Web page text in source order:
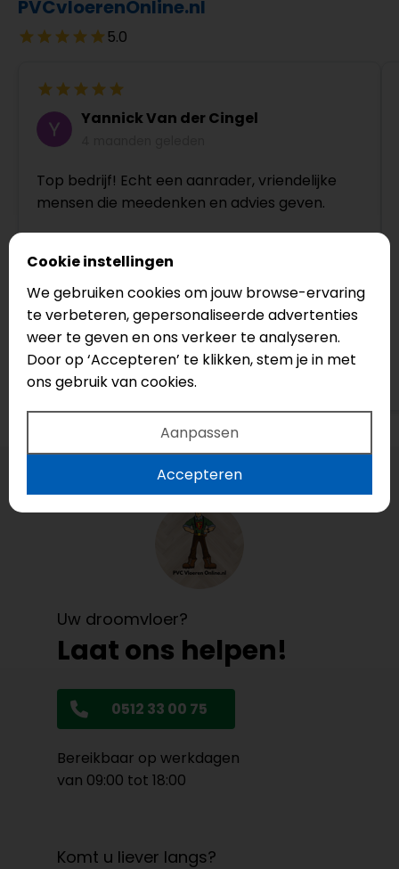
PVCvloerenOnline.nl
5.0
Yannick Van der Cingel
Top bedrijf! Echt een aanrader, vriendelijke
mensen die meedenken en advies geven.
Bekijk op Google
Cookie instellingen
We gebruiken cookies om jouw browse-ervaring
te verbeteren, gepersonaliseerde advertenties
weer te geven en ons verkeer te analyseren.
Door op ‘Accepteren’ te klikken, stem je in met
ons gebruik van cookies.
Aanpassen
Accepteren
Uw droomvloer?
Laat ons helpen!
0512 33 00 75
Bereikbaar op werkdagen
van 09:00 tot 18:00
Komt u liever langs?